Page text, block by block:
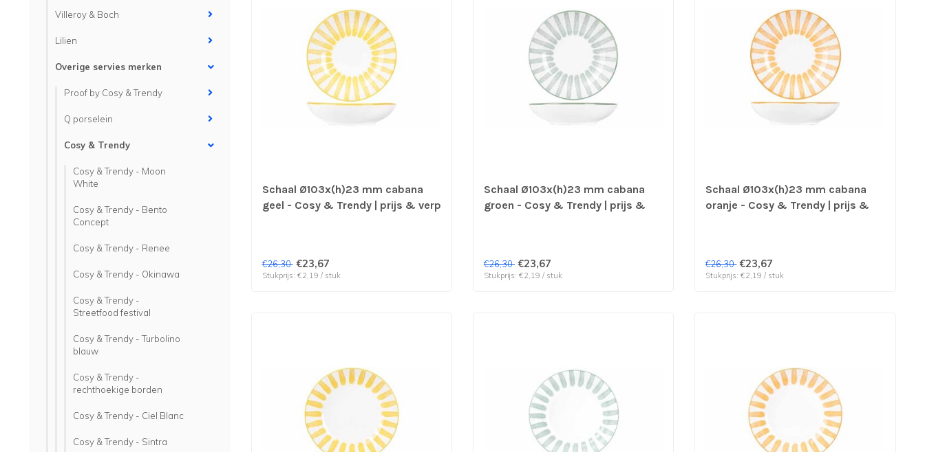
Villeroy & Boch
Lilien
Overige servies merken
Proof by Cosy & Trendy
Q porselein
Cosy & Trendy
Cosy & Trendy - Moon
White
Cosy & Trendy - Bento
Concept
Cosy & Trendy - Renee
Cosy & Trendy - Okinawa
Cosy & Trendy -
Streetfood festival
Cosy & Trendy - Turbolino
blauw
Cosy & Trendy -
rechthoekige borden
Cosy & Trendy - Ciel Blanc
Cosy & Trendy - Sintra
Schaal Ø103x(h)23 mm cabana
geel - Cosy & Trendy | prijs & verp
€26,30 €23,67
Stukprijs: €2,19 / stuk
Schaal Ø103x(h)23 mm cabana
groen - Cosy & Trendy | prijs &
€26,30 €23,67
Stukprijs: €2,19 / stuk
Schaal Ø103x(h)23 mm cabana
oranje - Cosy & Trendy | prijs &
€26,30 €23,67
Stukprijs: €2,19 / stuk